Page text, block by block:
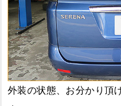
外装の状態、お分かり頂